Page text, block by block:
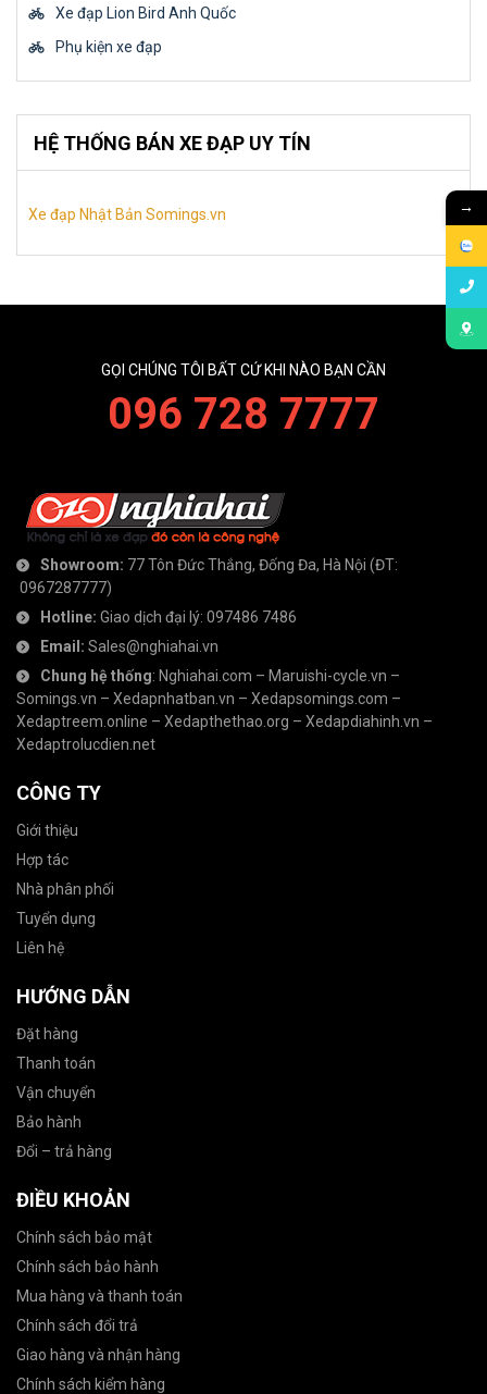
Xe đạp Lion Bird Anh Quốc
Phụ kiện xe đạp
HỆ THỐNG BÁN XE ĐẠP UY TÍN
Xe đạp Nhật Bản Somings.vn
GỌI CHÚNG TÔI BẤT CỨ KHI NÀO BẠN CẦN
096 728 7777
Showroom: 77 Tôn Đức Thắng, Đống Đa, Hà Nội (ĐT:
0967287777)
Hotline: Giao dịch đại lý: 097486 7486
Email: Sales@nghiahai.vn
Chung hệ thống: Nghiahai.com – Maruishi-cycle.vn –
Somings.vn – Xedapnhatban.vn – Xedapsomings.com –
Xedaptreem.online – Xedapthethao.org – Xedapdiahinh.vn –
Xedaptrolucdien.net
CÔNG TY
Giới thiệu
Hợp tác
Nhà phân phối
Tuyển dụng
Liên hệ
HƯỚNG DẪN
Đặt hàng
Thanh toán
Vận chuyển
Bảo hành
Đổi – trả hàng
ĐIỀU KHOẢN
Chính sách bảo mật
Chính sách bảo hành
Mua hàng và thanh toán
Chính sách đổi trả
Giao hàng và nhận hàng
Chính sách kiểm hàng
→